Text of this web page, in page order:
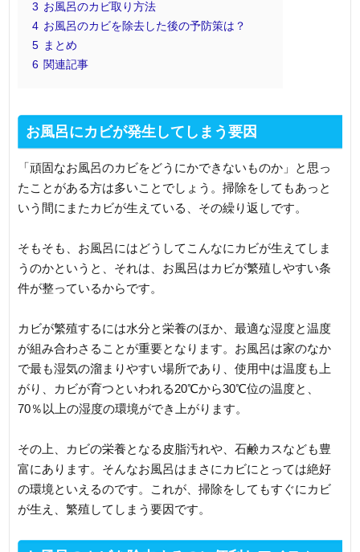
3 お風呂のカビ取り方法
4 お風呂のカビを除去した後の予防策は？
5 まとめ
6 関連記事
お風呂にカビが発生してしまう要因
「頑固なお風呂のカビをどうにかできないものか」と思っ
たことがある方は多いことでしょう。掃除をしてもあっと
いう間にまたカビが生えている、その繰り返しです。
そもそも、お風呂にはどうしてこんなにカビが生えてしま
うのかというと、それは、お風呂はカビが繁殖しやすい条
件が整っているからです。
カビが繁殖するには水分と栄養のほか、最適な湿度と温度
が組み合わさることが重要となります。お風呂は家のなか
で最も湿気の溜まりやすい場所であり、使用中は温度も上
がり、カビが育つといわれる20℃から30℃位の温度と、
70％以上の湿度の環境ができ上がります。
その上、カビの栄養となる皮脂汚れや、石鹸カスなども豊
富にあります。そんなお風呂はまさにカビにとっては絶好
の環境といえるのです。これが、掃除をしてもすぐにカビ
が生え、繁殖してしまう要因です。